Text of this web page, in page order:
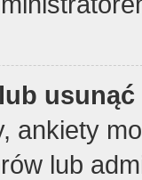
usunąć
ankiety
lub